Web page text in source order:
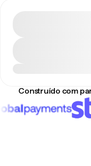
Construído com